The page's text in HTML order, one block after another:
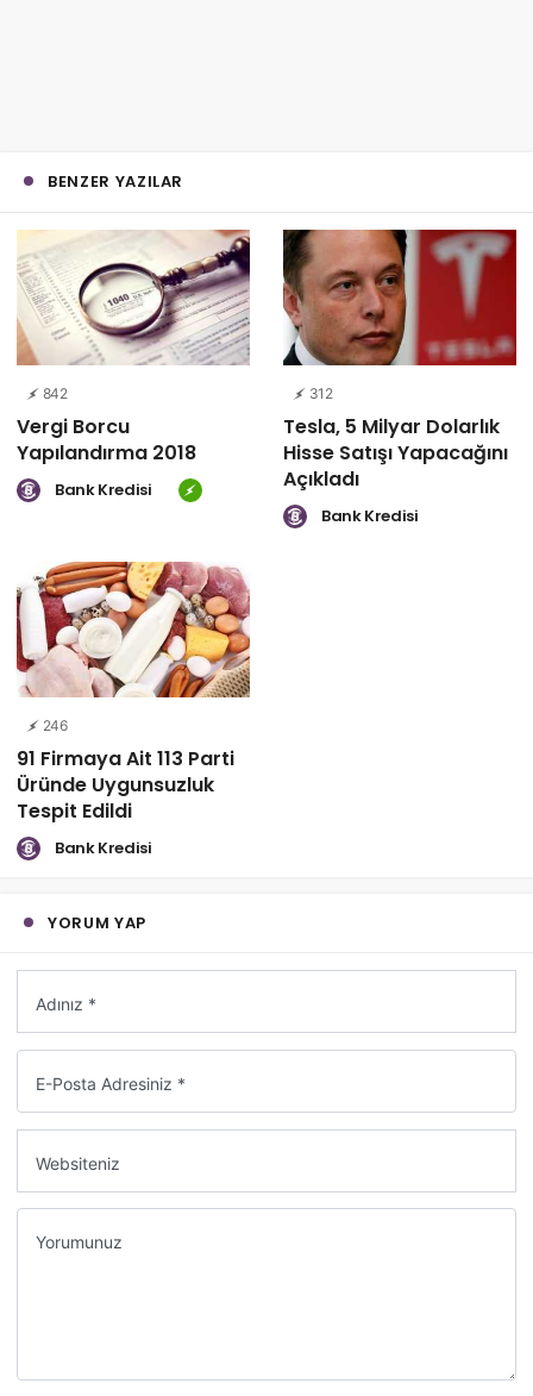
BENZER YAZILAR
842
Vergi Borcu
Yapılandırma 2018
Bank Kredisi
312
Tesla, 5 Milyar Dolarlık
Hisse Satışı Yapacağını
Açıkladı
Bank Kredisi
246
91 Firmaya Ait 113 Parti
Üründe Uygunsuzluk
Tespit Edildi
Bank Kredisi
YORUM YAP
Adınız *
E-Posta Adresiniz *
Websiteniz
Yorumunuz